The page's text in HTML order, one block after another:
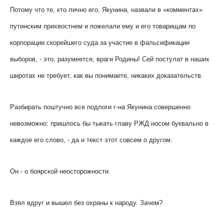
Потому что те, кто лично его, Якунина, назвали в «комментах»
путинским прихвостнем и пожелали ему и его товарищам по
корпорации скорейшего суда за участие в фальсификации
выборов, - это, разумеется, враги Родины! Сей постулат в наших
широтах не требует, как вы понимаете, никаких доказательств.
Разбирать поштучно все подлоги г-на Якунина совершенно
невозможно: пришлось бы тыкать главу РЖД носом буквально в
каждое его слово, - да и текст этот совсем о другом.
Он - о боярской неосторожности.
Взял вдруг и вышел без охраны к народу. Зачем?